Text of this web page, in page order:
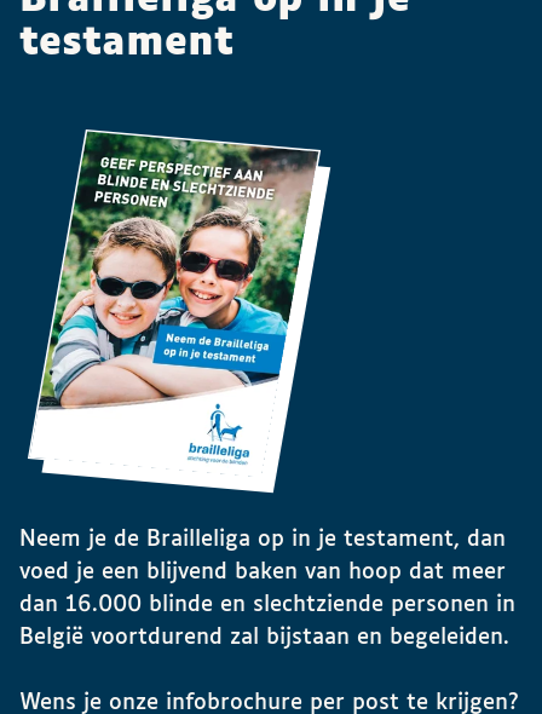
testament
Neem je de Brailleliga op in je testament, dan
voed je een blijvend baken van hoop dat meer
dan 16.000 blinde en slechtziende personen in
België voortdurend zal bijstaan en begeleiden.
Wens je onze infobrochure per post te krijgen?